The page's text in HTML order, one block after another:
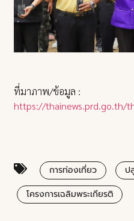
ที่มาภาพ/ข้อมูล :
https://thainews.prd.go.th/
การท่องเที่ยว ป
โครงการเฉลิมพระเกียรติ